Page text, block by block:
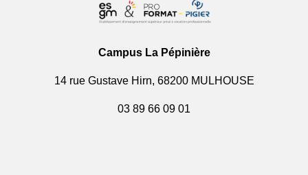
Campus La Pépinière
14 rue Gustave Hirn, 68200 MULHOUSE
03 89 66 09 01